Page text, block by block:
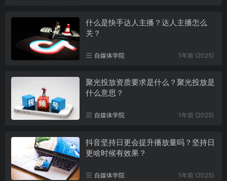
什么是快手达人主播？达人主播怎么
关？
自媒体学院 1年前 (2025)
聚光投放资质要求是什么？聚光投放是
什么意思？
自媒体学院 1年前 (2025)
抖音坚持日更会提升播放量吗？坚持日
更啥时候有效果？
自媒体学院 1年前 (2025)